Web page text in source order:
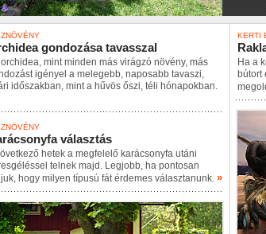
gondozása tavasszal
mint minden más virágzó növény, más
igényel a melegebb, naposabb tavaszi,
időszakban, mint a hűvös őszi, téli hónapokban.
választás
hetek a megfelelő karácsonyfa utáni
telnek majd. Legjobb, ha pontosan
hogy milyen típusú fát érdemes választanunk. »
KERTI
Ha a
bútort